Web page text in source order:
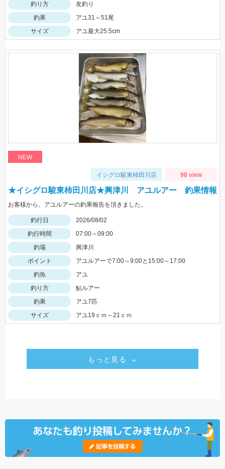
釣り方
友釣り
釣果
アユ31～51尾
サイズ
アユ最大25.5cm
NEW
イシグロ駿東柿田川店 98 view
★イシグロ駿東柿田川店★興津川 アユルアー 釣果情報
お客様から、アユルアーの釣果報告を頂きました。
釣行日
2026/08/02
釣行時間
07:00～09:00
釣場
興津川
ポイント
アユルアーで7:00～9:00と15:00～17:00
釣魚
アユ
釣り方
鮎ルアー
釣果
アユ7匹
サイズ
アユ19ｃｍ～21ｃｍ
もっと見る